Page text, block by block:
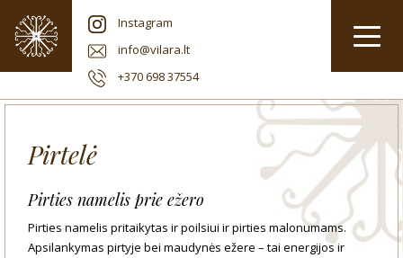
Instagram
info@vilara.lt
+370 698 37554
Pirtelė
Pirties namelis prie ežero
Pirties namelis pritaikytas ir poilsiui ir pirties malonumams.
Apsilankymas pirtyje bei maudynės ežere – tai energijos ir